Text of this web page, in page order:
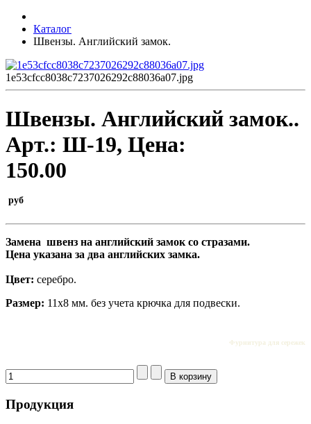
Каталог
Швензы. Английский замок.
1e53cfcc8038c7237026292c88036a07.jpg
Швензы. Английский замок..
Арт.: Ш-19, Цена:
150.00
руб
Замена швенз на английский замок со стразами.
Цена указана за два английских замка.
Цвет: серебро.
Размер: 11х8 мм. без учета крючка для подвески.
Фурнитура для сережек
Продукция